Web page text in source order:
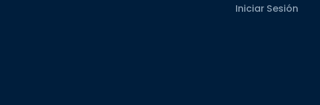
Iniciar Sesión